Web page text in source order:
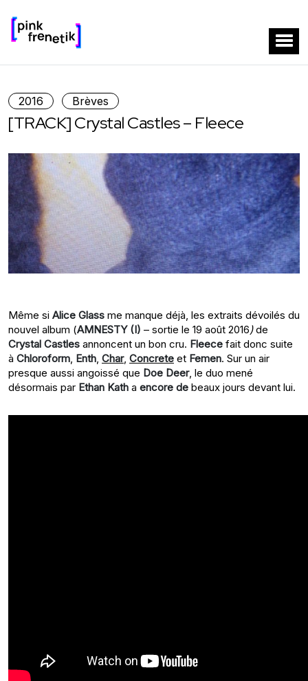
2016 Brèves
[TRACK] Crystal Castles – Fleece
Même si Alice Glass me manque déjà, les extraits dévoilés du
nouvel album (AMNESTY (I) – sortie le 19 août 2016)de
Crystal Castles annoncent un bon cru. Fleece fait donc suite
à Chloroform, Enth, Char, Concrete et Femen. Sur un air
presque aussi angoissé que Doe Deer, le duo mené
désormais par Ethan Kath a encore de beaux jours devant lui.